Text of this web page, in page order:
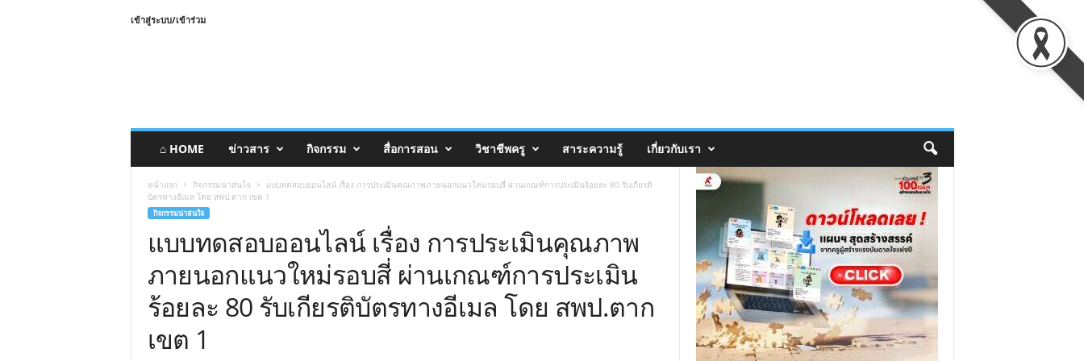
เข้าสู่ระบบ/เข้าร่วม
⌂ HOME ข่าวสาร กิจกรรม สื่อการสอน วิชาชีพครู สาระความรู้ เกี่ยวกับเรา
หน้าแรก กิจกรรมน่าสนใจ
แบบทดสอบออนไลน์ เรื่อง การประเมินคุณภาพภายนอกแนวใหม่รอบสี่ ผ่านเกณฑ์การประเมินร้อยละ 80 รับเกียรติ
บัตรทางอีเมล โดย สพป.ตาก เขต 1
กิจกรรมน่าสนใจ
แบบทดสอบออนไลน์ เรื่อง การประเมินคุณภาพ
ภายนอกแนวใหม่รอบสี่ ผ่านเกณฑ์การประเมิน
ร้อยละ 80 รับเกียรติบัตรทางอีเมล โดย สพป.ตาก
เขต 1